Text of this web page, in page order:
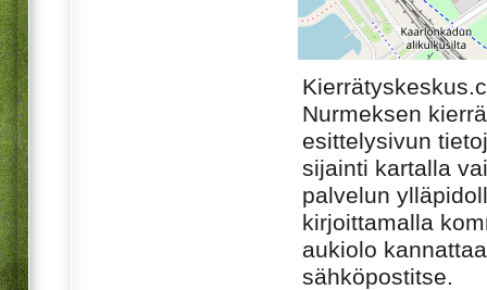
Nurmeksen
esittelysivun
sijainti kartalla
palvelun
kirjoittamalla
aukiolo
sähköpostitse.